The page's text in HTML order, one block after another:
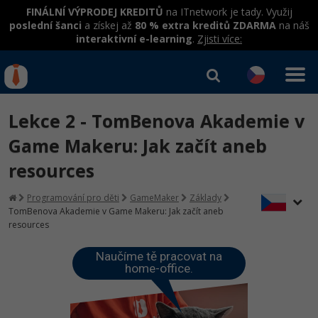
FINÁLNÍ VÝPRODEJ KREDITŮ na ITnetwork je tady. Využij
poslední šanci a získej až 80 % extra kreditů ZDARMAna náš
interaktivní e-learning. Zjisti více:
Rekvalifikace a kurzy
hrazené úřadem práce
Workshopy zdarma
Umělá inteligence v praxi
Školení
Základy programování
Objektové programování - OOP
Umělá inteligence
Školení dle technologií
C# .NET
Java
Kurzy IT profesí
Junior programátor
Senior programátor
Front-end developer
Kurzy programování
Java -80%
C#.NET
Přihlásit se | Registrovat
Lekce 2 - TomBenova Akademie v
Game Makeru: Jak začít aneb
resources
Programování pro děti GameMaker
Základy
TomBenova Akademie v Game Makeru: Jak začít aneb
resources
Naučíme tě pracovat na
home-office.